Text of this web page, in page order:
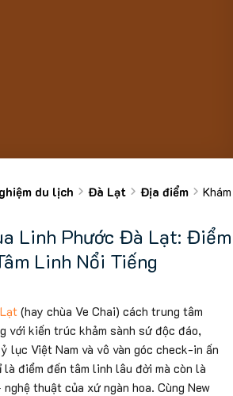
du lịch Đà Lạt Địa điểm
Linh Phước Đà Lạt: Điểm
Linh Nổi Tiếng
(hay chùa Ve Chai) cách trung tâm
với kiến trúc khảm sành sứ độc đáo,
lục Việt Nam và vô vàn góc check-in ấn
điểm đến tâm linh lâu đời mà còn là
thuật của xứ ngàn hoa. Cùng New